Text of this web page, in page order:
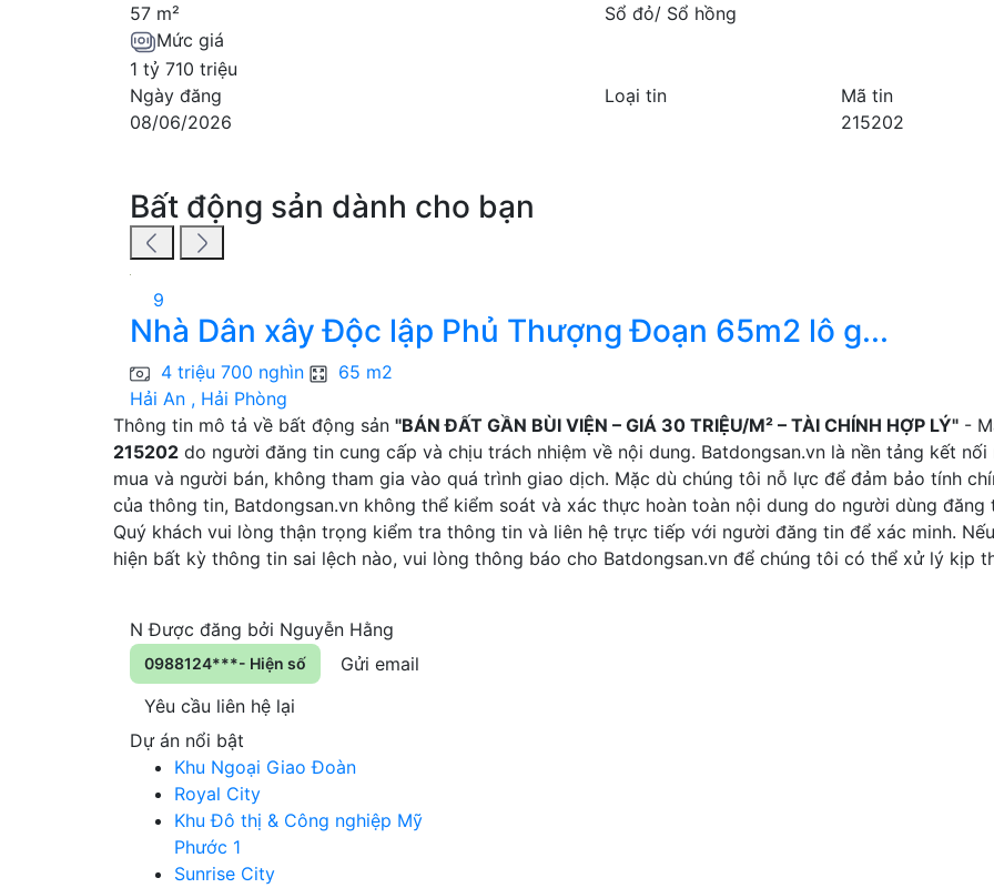
57 m²
Sổ đỏ/ Sổ hồng
Mức giá
1 tỷ 710 triệu
Ngày đăng
08/06/2026
Loại tin
Mã tin
215202
Bất động sản dành cho bạn
9
Nhà Dân xây Độc lập Phủ Thượng Đoạn 65m2 lô g...
4 triệu 700 nghìn
65 m2
Hải An , Hải Phòng
Thông tin mô tả về bất động sản "BÁN ĐẤT GẦN BÙI VIỆN – GIÁ 30 TRIỆU/M² – TÀI CHÍNH HỢP LÝ" -
215202 do người đăng tin cung cấp và chịu trách nhiệm về nội dung. Batdongsan.vn là nền tảng kết nối
mua và người bán, không tham gia vào quá trình giao dịch. Mặc dù chúng tôi nỗ lực để đảm bảo tính
của thông tin, Batdongsan.vn không thể kiểm soát và xác thực hoàn toàn nội dung do người dùng đăng
Quý khách vui lòng thận trọng kiểm tra thông tin và liên hệ trực tiếp với người đăng tin để xác minh.
hiện bất kỳ thông tin sai lệch nào, vui lòng thông báo cho Batdongsan.vn để chúng tôi có thể xử lý kịp
N Được đăng bởi Nguyễn Hằng
0988124***- Hiện số
Gửi email
Yêu cầu liên hệ lại
Dự án nổi bật
Khu Ngoại Giao Đoàn
Royal City
Khu Đô thị & Công nghiệp Mỹ
Phước 1
Sunrise City